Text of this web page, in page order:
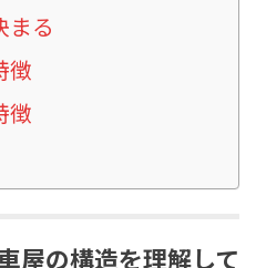
まる
徴
徴
屋の構造を理解して